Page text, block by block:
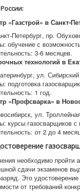
«Газстрой» в Санкт-
Петербург, пр.
обучение с
3-6 месяцев.
технологий в
ул.
подготовка
1 год.
«Профсварка» в
ул.
курсы газосварщиков
от 2 до 4
необходимо пройти
сдачи экзаменов
Это
от требований